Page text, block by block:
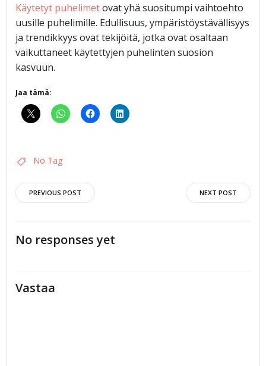
Käytetyt puhelimetovat yhä suositumpi vaihtoehto
uusille puhelimille. Edullisuus, ympäristöystävällisyys
ja trendikkyys ovat tekijöitä, jotka ovat osaltaan
vaikuttaneet käytettyjen puhelinten suosion
kasvuun.
Jaa tämä:
No Tag
Artikkelien
selaus
PREVIOUS POST
Artikkelien
selaus
NEXT POST
No responses yet
Vastaa